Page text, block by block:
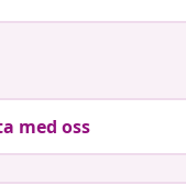
med oss